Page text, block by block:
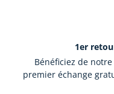
1er
Bénéficiez de
premier échange